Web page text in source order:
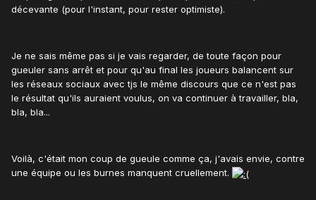
décevante (pour l'instant, pour rester optimiste).
Je ne sais même pas si je vais regarder, de toute façon pour
gueuler sans arrêt et pour qu'au final les joueurs balancent sur
les réseaux sociaux avec tjs le même discours que ce n'est pas
le résultat qu'ils auraient voulus, on va continuer à travailler, bla,
bla, bla...
Voilà, c'était mon coup de gueule comme ça, j'avais envie, contre
une équipe ou les burnes manquent cruellement.